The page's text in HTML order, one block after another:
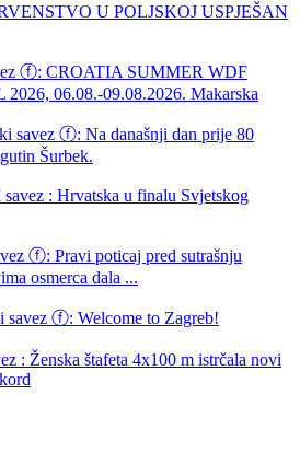
U POLJSKOJ USPJEŠAN
ⓕ: CROATIA SUMMER WDF
06.08.-09.08.2026. Makarska
savez ⓕ: Na današnji dan prije 80
Šurbek.
: Hrvatska u finalu Svjetskog
ⓕ: Pravi poticaj pred sutrašnju
osmerca dala ...
savez ⓕ: Welcome to Zagreb!
: Ženska štafeta 4x100 m istrčala novi